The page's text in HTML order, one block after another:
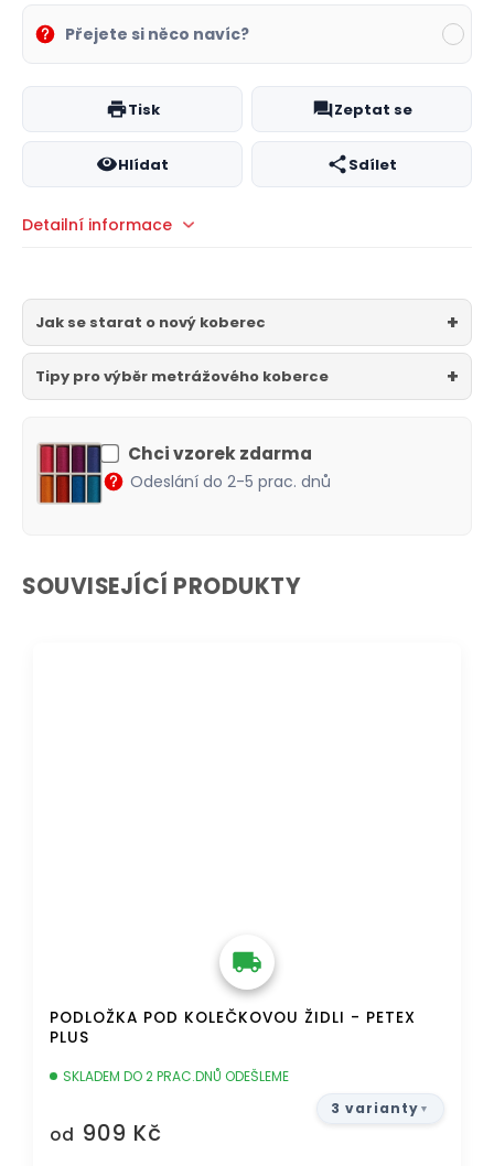
Přejete si něco navíc?
Tisk Zeptat se
Hlídat Sdílet
Detailní informace
Jak se starat o nový koberec
Tipy pro výběr metrážového koberce
Chci vzorek zdarma
Odeslání do 2-5 prac. dnů
SOUVISEJÍCÍ PRODUKTY
PODLOŽKA POD KOLEČKOVOU ŽIDLI - PETEX
PLUS
SKLADEM DO 2 PRAC.DNŮ ODEŠLEME
od 909 Kč
3 varianty